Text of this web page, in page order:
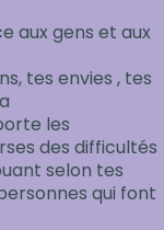
aux gens et aux
tes envies , tes
les
des difficultés
selon tes
qui font